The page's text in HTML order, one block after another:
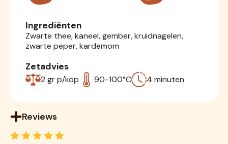
Ingrediënten
Zwarte thee, kaneel, gember, kruidnagelen,
zwarte peper, kardemom
Zetadvies
2 gr p/kop 90-100°C 4 minuten
Reviews